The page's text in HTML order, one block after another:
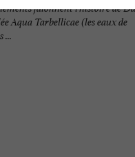
jalonnent l'histoire de
Aqua Tarbellicae (les eaux de
...